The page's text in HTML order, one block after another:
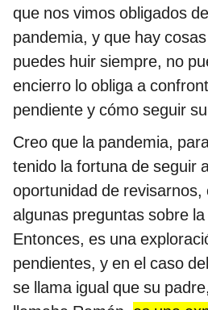
que nos vimos obligados
pandemia, y que hay
puedes huir siempre, no
encierro lo obliga a
pendiente y cómo seguir
Creo que la pandemia,
tenido la fortuna de seguir
oportunidad de
algunas preguntas sobre
Entonces, es una
pendientes, y en el caso
se llama igual que su